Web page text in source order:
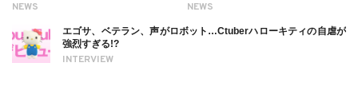
NEWS NEWS
INTERVIEW
エゴサ、ベテラン、声がロボット…Ctuberハローキティの自虐が
強烈すぎる!?